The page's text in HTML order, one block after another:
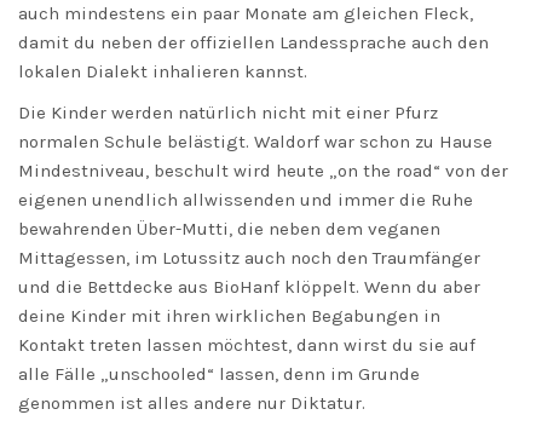
auch mindestens ein paar Monate am gleichen Fleck,
damit du neben der offiziellen Landessprache auch den
lokalen Dialekt inhalieren kannst.
Die Kinder werden natürlich nicht mit einer Pfurz
normalen Schule belästigt. Waldorf war schon zu Hause
Mindestniveau, beschult wird heute „on the road“ von der
eigenen unendlich allwissenden und immer die Ruhe
bewahrenden Über-Mutti, die neben dem veganen
Mittagessen, im Lotussitz auch noch den Traumfänger
und die Bettdecke aus BioHanf klöppelt. Wenn du aber
deine Kinder mit ihren wirklichen Begabungen in
Kontakt treten lassen möchtest, dann wirst du sie auf
alle Fälle „unschooled“ lassen, denn im Grunde
genommen ist alles andere nur Diktatur.